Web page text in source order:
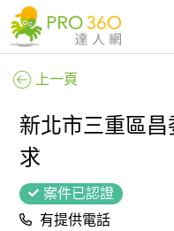
上一頁
新北市三重區
求
案件已認證
有提供電話